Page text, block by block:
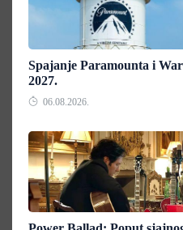
Spajanje Paramounta i
2027.
06.08.2026.